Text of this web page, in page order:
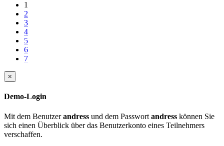
1
2
3
4
5
6
7
×
Demo-Login
Mit dem Benutzerandress und dem Passwort andress können Sie
sich einen Überblick über das Benutzerkonto eines Teilnehmers
verschaffen.